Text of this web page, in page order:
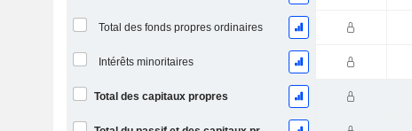
Total des fonds propres ordinaires
Intérêts minoritaires
Total des capitaux propres